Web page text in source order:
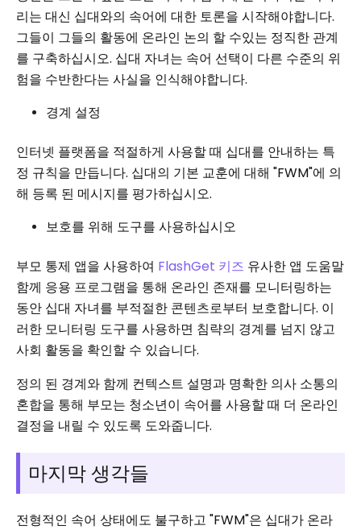
리는 대신 십대와의 속어에 대한 토론을 시작해야합니다.
그들이 그들의 활동에 온라인 논의 할 수있는 정직한 관계
를 구축하십시오. 십대 자녀는 속어 선택이 다른 수준의 위
험을 수반한다는 사실을 인식해야합니다.
경계 설정
인터넷 플랫폼을 적절하게 사용할 때 십대를 안내하는 특
정 규칙을 만듭니다. 십대의 기본 교훈에 대해 "FWM"에 의
해 등록 된 메시지를 평가하십시오.
보호를 위해 도구를 사용하십시오
부모 통제 앱을 사용하여 FlashGet 키즈 유사한 앱 도움말
함께 응용 프로그램을 통해 온라인 존재를 모니터링하는
동안 십대 자녀를 부적절한 콘텐츠로부터 보호합니다. 이
러한 모니터링 도구를 사용하면 침략의 경계를 넘지 않고
사회 활동을 확인할 수 있습니다.
정의 된 경계와 함께 컨텍스트 설명과 명확한 의사 소통의
혼합을 통해 부모는 청소년이 속어를 사용할 때 더 온라인
결정을 내릴 수 있도록 도와줍니다.
마지막 생각들
전형적인 속어 상태에도 불구하고 "FWM"은 십대가 온라